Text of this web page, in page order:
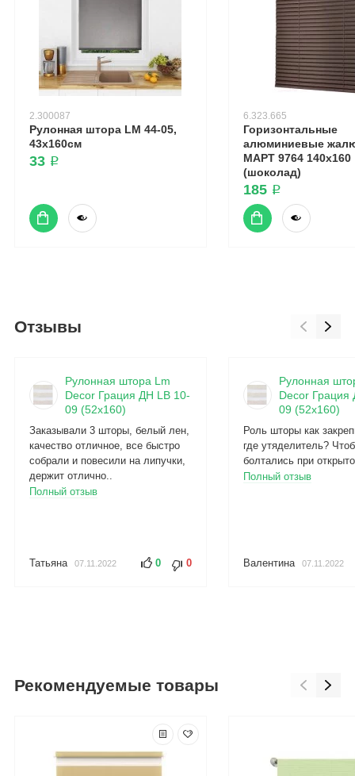
2.300087
Рулонная штора LM 44-05,
43х160см
33 ₽
6.323.665
Горизонтальные
алюминиевые
МАРТ 9764 140x160
(шоколад)
185 ₽
Отзывы
Рулонная штора Lm
Decor Грация ДН LB 10-
09 (52x160)
Заказывали 3 шторы, белый лен,
качество отличное, все быстро
собрали и повесили на липучки,
держит отлично..
Полный отзыв
Татьяна 07.11.2022 0 0
Рулонная
Decor Грация
09 (52x160)
Роль шторы как
где утяделитель?
болтались при
Полный отзыв
Валентина 07.11.2022
Рекомендуемые товары